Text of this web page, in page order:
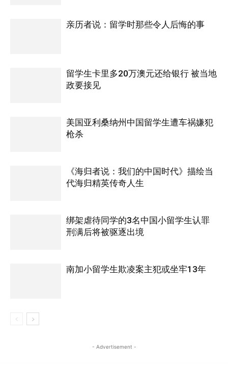
亲历者说：留学时那些令人后悔的事
留学生卡里多20万澳元还给银行 被当地
政要接见
美国亚利桑纳州中国留学生遭车祸嫌犯
枪杀
《海归者说：我们的中国时代》描绘当
代海归精英传奇人生
绑架虐待同学的3名中国小留学生认罪
刑满后将被驱逐出境
南加小留学生欺凌案主犯或坐牢13年
- Advertisement -